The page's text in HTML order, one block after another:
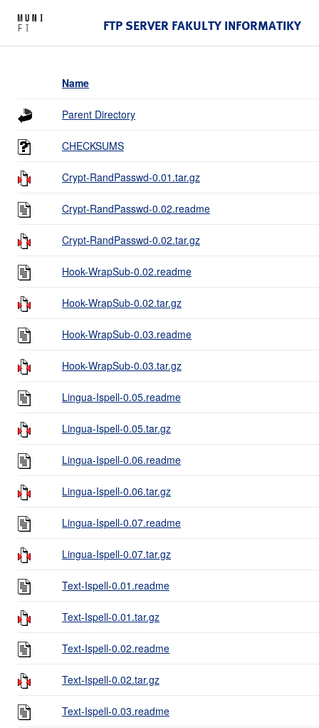
FTP SERVER FAKULTY INFORMATIKY
Name
Parent Directory
CHECKSUMS
Crypt-RandPasswd-0.01.tar.gz
Crypt-RandPasswd-0.02.readme
Crypt-RandPasswd-0.02.tar.gz
Hook-WrapSub-0.02.readme
Hook-WrapSub-0.02.tar.gz
Hook-WrapSub-0.03.readme
Hook-WrapSub-0.03.tar.gz
Lingua-Ispell-0.05.readme
Lingua-Ispell-0.05.tar.gz
Lingua-Ispell-0.06.readme
Lingua-Ispell-0.06.tar.gz
Lingua-Ispell-0.07.readme
Lingua-Ispell-0.07.tar.gz
Text-Ispell-0.01.readme
Text-Ispell-0.01.tar.gz
Text-Ispell-0.02.readme
Text-Ispell-0.02.tar.gz
Text-Ispell-0.03.readme